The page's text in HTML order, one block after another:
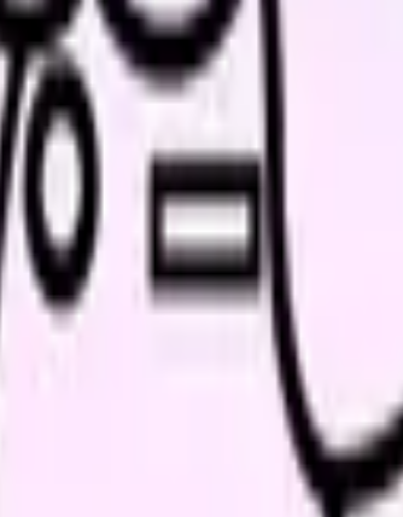
ます。
確認したい不安を分けて整理してみてくだ
ます
直し、早期離職の再発を減らします。